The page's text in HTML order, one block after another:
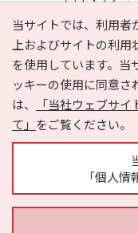
当サイトでは、利用
上およびサイトの利用
を使用しています。当
ッキーの使用に同意さ
は、
「当社ウェブサ
て」 をご覧ください。
「個人
サイト
Copyright ©